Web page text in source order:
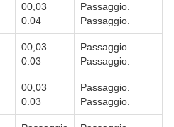
00,03
0.04
Passaggio.
Passaggio.
00,03
0.03
Passaggio.
Passaggio.
00,03
0.03
Passaggio.
Passaggio.